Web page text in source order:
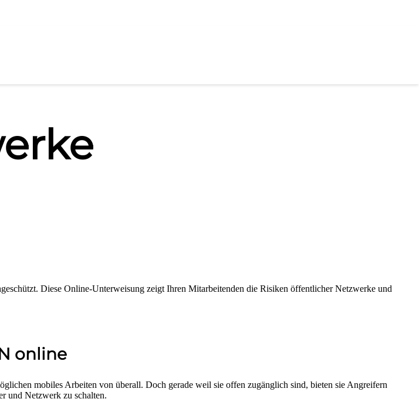
Diese Online-Unterweisung zeigt Ihren Mitarbeitenden die Risiken öffentlicher Netzwerke und
online
mobiles Arbeiten von überall. Doch gerade weil sie offen zugänglich sind, bieten sie Angreifern
und Netzwerk zu schalten.